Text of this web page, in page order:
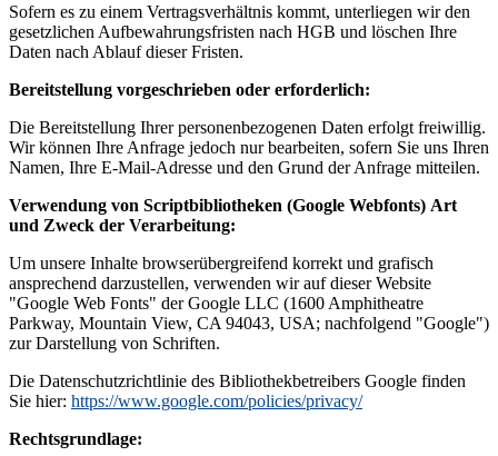
Sofern es zu einem Vertragsverhältnis kommt, unterliegen wir den
gesetzlichen Aufbewahrungsfristen nach HGB und löschen Ihre
Daten nach Ablauf dieser Fristen.
Bereitstellung vorgeschrieben oder erforderlich:
Die Bereitstellung Ihrer personenbezogenen Daten erfolgt freiwillig.
Wir können Ihre Anfrage jedoch nur bearbeiten, sofern Sie uns Ihren
Namen, Ihre E-Mail-Adresse und den Grund der Anfrage mitteilen.
Verwendung von Scriptbibliotheken (Google Webfonts) Art
und Zweck der Verarbeitung:
Um unsere Inhalte browserübergreifend korrekt und grafisch
ansprechend darzustellen, verwenden wir auf dieser Website
"Google Web Fonts" der Google LLC (1600 Amphitheatre
Parkway, Mountain View, CA 94043, USA; nachfolgend "Google")
zur Darstellung von Schriften.
Die Datenschutzrichtlinie des Bibliothekbetreibers Google finden
Sie hier: https://www.google.com/policies/privacy/
Rechtsgrundlage: